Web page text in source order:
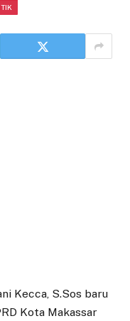
Kecca, S.Sos baru
Kota Makassar